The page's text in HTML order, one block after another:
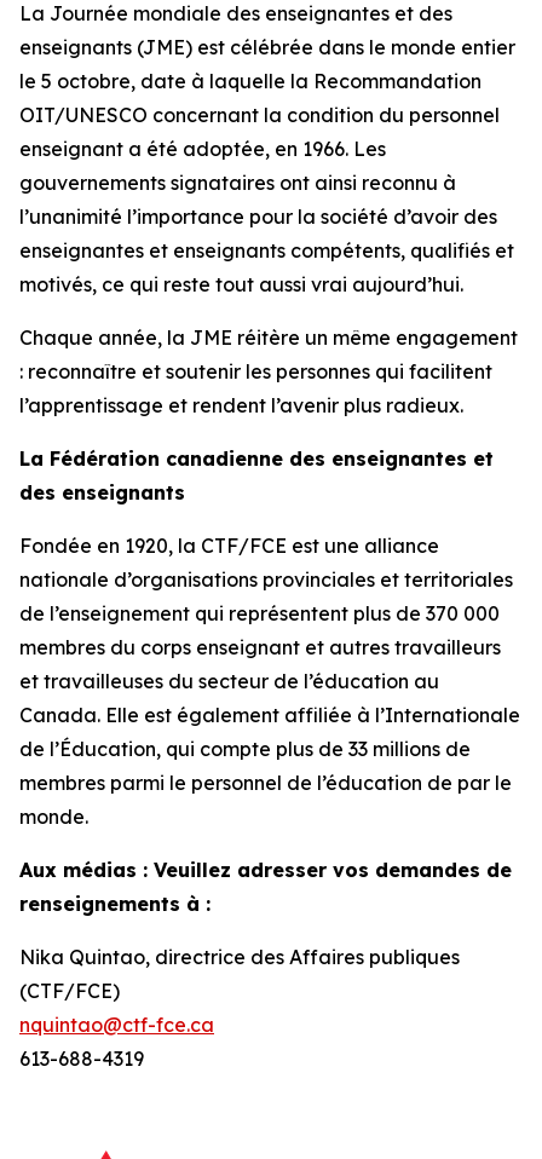
La Journée mondiale des enseignantes et des
enseignants (JME) est célébrée dans le monde entier
le 5 octobre, date à laquelle la Recommandation
OIT/UNESCO concernant la condition du personnel
enseignant a été adoptée, en 1966. Les
gouvernements signataires ont ainsi reconnu à
l’unanimité l’importance pour la société d’avoir des
enseignantes et enseignants compétents, qualifiés et
motivés, ce qui reste tout aussi vrai aujourd’hui.
Chaque année, la JME réitère un même engagement
: reconnaître et soutenir les personnes qui facilitent
l’apprentissage et rendent l’avenir plus radieux.
La Fédération canadienne des enseignantes et
des enseignants
Fondée en 1920, la CTF/FCE est une alliance
nationale d’organisations provinciales et territoriales
de l’enseignement qui représentent plus de 370 000
membres du corps enseignant et autres travailleurs
et travailleuses du secteur de l’éducation au
Canada. Elle est également affiliée à l’Internationale
de l’Éducation, qui compte plus de 33 millions de
membres parmi le personnel de l’éducation de par le
monde.
Aux médias : Veuillez adresser vos demandes de
renseignements à :
Nika Quintao, directrice des Affaires publiques
(CTF/FCE)
nquintao@ctf-fce.ca
613-688-4319